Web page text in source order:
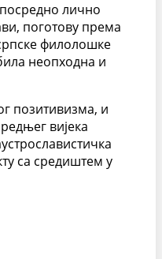
лично
поготову према
филолошке
неопходна и
позитивизма, и
вијека
са средиштем у